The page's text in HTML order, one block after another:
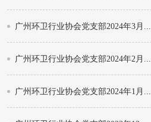
广州环卫行业协会党支部2024年3月...
广州环卫行业协会党支部2024年2月...
广州环卫行业协会党支部2024年1月...